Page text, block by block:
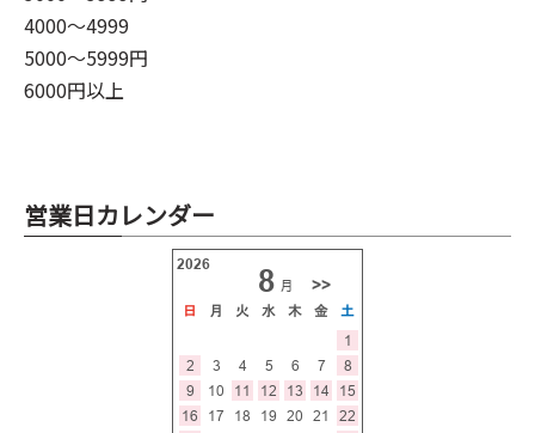
4000～4999
5000～5999円
6000円以上
営業日カレンダー